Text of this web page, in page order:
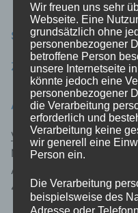
SITZUNGEN IM
Zu den aktuellen
ANSPRECHPARTNER
Vorstandsvorsitzender:
Michael Vorwerk
An der Ley 4
47665 Sonsbeck
Wir freuen uns sehr
Webseite. Eine
grundsätzlich ohne
personenbezogener
betroffene Person
unsere Internetseite
könnte jedoch eine
personenbezogener
die Verarbeitung
erforderlich und
Verarbeitung keine
wir generell eine
Person ein.
Die Verarbeitung
beispielsweise des
Adresse oder